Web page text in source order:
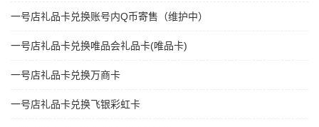
一号店礼品卡兑换账号内Q币寄售（维护中）
一号店礼品卡兑换唯品会礼品卡(唯品卡)
一号店礼品卡兑换万商卡
一号店礼品卡兑换飞银彩虹卡